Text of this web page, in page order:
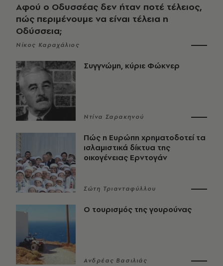
Αφού ο Οδυσσέας δεν ήταν ποτέ τέλειος,
πώς περιμένουμε να είναι τέλεια η
Οδύσσεια;
Νίκος Καραχάλιος
Συγγνώμη, κύριε Φώκνερ
Ντίνα Σαρακηνού
Πώς η Ευρώπη χρηματοδοτεί τα
ισλαμιστικά δίκτυα της
οικογένειας Ερντογάν
Σώτη Τριανταφύλλου
Ο τουρισμός της γουρούνας
Ανδρέας Βασιλιάς